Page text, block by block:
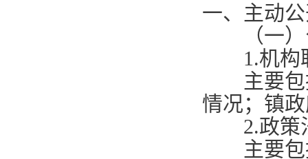
一、主动
（一）
1.机构
主要包
情况；镇
2.政策
主要包